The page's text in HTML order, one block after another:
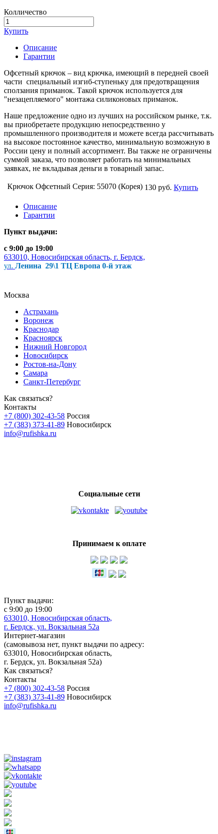
Колличество
Купить
Описание
Гарантии
Офсетный крючок – вид крючка, имеющий в передней своей
части специальный изгиб-ступеньку для предотвращения
сползания приманок. Такой крючок используется для
"незацепляемого" монтажа силиконовых приманок.
Наше предложение одно из лучших на российском рынке, т.к.
вы приобретаете продукцию непосредственно у
промышленного производителя и можете всегда рассчитывать
на высокое постоянное качество, минимальную возможную в
России цену и полный ассортимент. Вы также не ограничены
суммой заказа, что позволяет работать на минимальных
заявках, не вкладывая деньги в товарный запас.
Крючок Офсетный Серия: 55070 (Корея) 130 руб. Купить
Описание
Гарантии
Пункт выдачи:
с 9:00 до 19:00
633010, Новосибирская область, г. Бердск,
ул. Ленина 29\1 ТЦ Европа 0-й этаж
Москва
Астрахань
Воронеж
Краснодар
Красноярск
Нижний Новгород
Новосибирск
Ростов-на-Дону
Самара
Санкт-Петербург
Как связаться?
Контакты
+7 (800) 302-43-58 Россия
+7 (383) 373-41-89 Новосибирск
info@rufishka.ru
Социальные сети
Принимаем к оплате
Пункт выдачи:
с 9:00 до 19:00
633010, Новосибирская область,
г. Бердск, ул. Вокзальная 52а
Интернет-магазин
(самовывоза нет, пункт выдачи по адресу:
633010, Новосибирская область,
г. Бердск, ул. Вокзальная 52а)
Как связаться?
Контакты
+7 (800) 302-43-58 Россия
+7 (383) 373-41-89 Новосибирск
info@rufishka.ru